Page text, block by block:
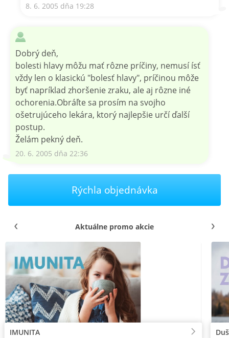
8. 6. 2005 dňa 19:28
Dobrý deň,
bolesti hlavy môžu mať rôzne príčiny, nemusí ísť
vždy len o klasickú "bolesť hlavy", príčinou môže
byť napríklad zhoršenie zraku, ale aj rôzne iné
ochorenia.Obráľte sa prosím na svojho
ošetrujúceho lekára, ktorý najlepšie určí ďalší
postup.
Želám pekný deň.
20. 6. 2005 dňa 22:36
Rýchla objednávka
Aktuálne promo akcie
IMUNITA